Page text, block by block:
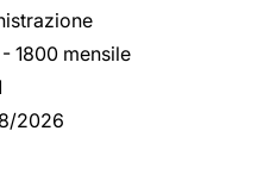
1800 mensile
2026